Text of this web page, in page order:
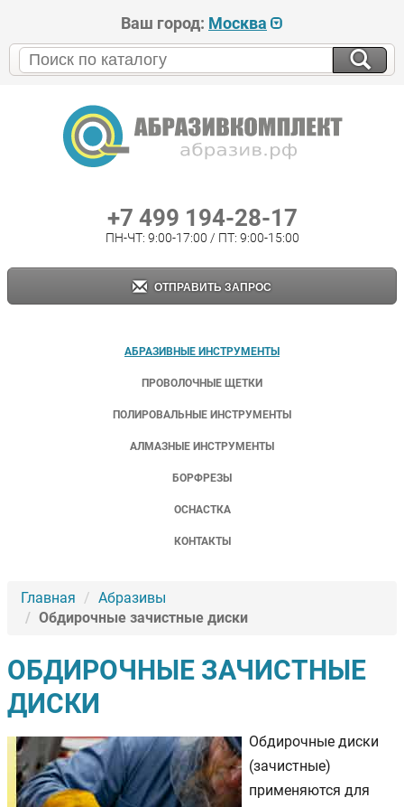
Ваш город: Москва
+7 499 194-28-17
ПН-ЧТ: 9:00-17:00 / ПТ: 9:00-15:00
ОТПРАВИТЬ ЗАПРОС
АБРАЗИВНЫЕ ИНСТРУМЕНТЫ
ПРОВОЛОЧНЫЕ ЩЕТКИ
ПОЛИРОВАЛЬНЫЕ ИНСТРУМЕНТЫ
АЛМАЗНЫЕ ИНСТРУМЕНТЫ
БОРФРЕЗЫ
ОСНАСТКА
КОНТАКТЫ
Главная
Абразивы
Обдирочные зачистные диски
ОБДИРОЧНЫЕ ЗАЧИСТНЫЕ
ДИСКИ
Обдирочные диски
(зачистные)
применяются для